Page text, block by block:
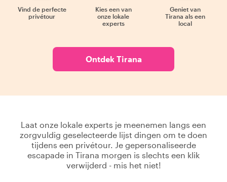
Vind de perfecte
privétour
Kies een van
onze lokale
experts
Geniet van
Tirana als een
local
Ontdek Tirana
Laat onze lokale experts je meenemen langs een
zorgvuldig geselecteerde lijst dingen om te doen
tijdens een privétour. Je gepersonaliseerde
escapade in Tirana morgen is slechts een klik
verwijderd - mis het niet!